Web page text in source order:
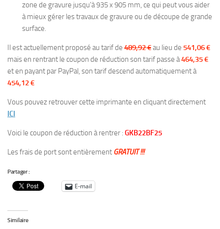
zone de gravure jusqu’à 935 x 905 mm, ce qui peut vous aider
à mieux gérer les travaux de gravure ou de découpe de grande
surface.
Il est actuellement proposé au tarif de 489,92 €au lieu de 541,06 €
mais en rentrant le coupon de réduction son tarif passe à464,35 €
et en payant par PayPal, son tarif descend automatiquement à
454,12 €
Vous pouvez retrouver cette imprimante en cliquant directement
ICI
Voici le coupon de réduction à rentrer : GKB22BF25
Les frais de port sont entièrement GRATUIT !!!
Partager :
E-mail
Similaire